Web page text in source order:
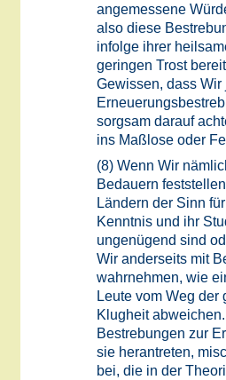
angemessene
also diese
infolge ihrer
geringen Trost
Gewissen, dass Wir
sorgsam darauf
ins Maßlose oder
(8) Wenn Wir
Bedauern
Ländern der Sinn
Kenntnis und ihr
ungenügend sind
Wir anderseits mit
wahrnehmen, wie
Leute vom Weg der
Klugheit
Bestrebungen zur
sie herantreten,
bei, die in der